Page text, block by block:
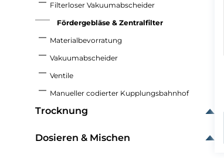
Filterloser Vakuumabscheider
Fördergebläse & Zentralfilter
Materialbevorratung
Vakuumabscheider
Ventile
Manueller codierter Kupplungsbahnhof
Trocknung
Dosieren & Mischen